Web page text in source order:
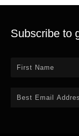
Subscribe to